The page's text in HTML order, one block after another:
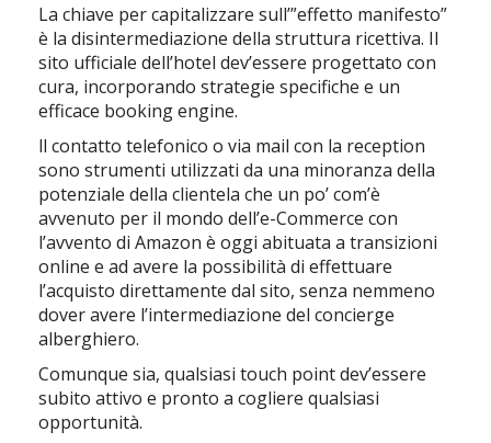
La chiave per capitalizzare sull’”effetto manifesto”
è la disintermediazione della struttura ricettiva. Il
sito ufficiale dell’hotel dev’essere progettato con
cura, incorporando strategie specifiche e un
efficace booking engine.
ll contatto telefonico o via mail con la reception
sono strumenti utilizzati da una minoranza della
potenziale della clientela che un po’ com’è
avvenuto per il mondo dell’e-Commerce con
l’avvento di Amazon è oggi abituata a transizioni
online e ad avere la possibilità di effettuare
l’acquisto direttamente dal sito, senza nemmeno
dover avere l’intermediazione del concierge
alberghiero.
Comunque sia, qualsiasi touch point dev’essere
subito attivo e pronto a cogliere qualsiasi
opportunità.